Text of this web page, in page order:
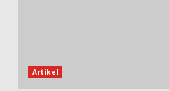
Artikel